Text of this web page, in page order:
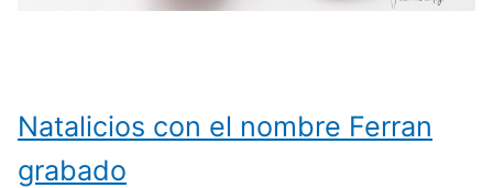
Natalicios con el nombre Ferran
grabado